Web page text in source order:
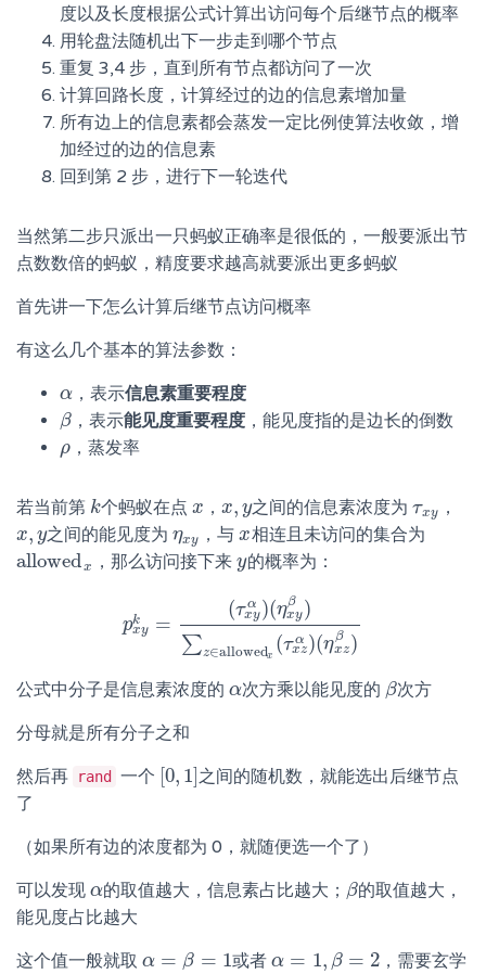
度以及长度根据公式计算出访问每个后继节点的概率
用轮盘法随机出下一步走到哪个节点
重复 3,4 步，直到所有节点都访问了一次
计算回路长度，计算经过的边的信息素增加量
所有边上的信息素都会蒸发一定比例使算法收敛，增
加经过的边的信息素
回到第 2 步，进行下一轮迭代
当然第二步只派出一只蚂蚁正确率是很低的，一般要派出节
点数数倍的蚂蚁，精度要求越高就要派出更多蚂蚁
首先讲一下怎么计算后继节点访问概率
有这么几个基本的算法参数：
α
α，表示信息素重要程度
β
β ，表示能见度重要程度 ，能见度指的是边长的倒数
ρ
ρ ，蒸发率
若当前第 k
k个蚂蚁在点x
x ，x, y
x,y 之间的信息素浓度为τxy
τxy ，
x, y
x,y 之间的能见度为ηxy
ηxy ，与x
x相连且未访问的集合为
allowedx
allowedx ，那么访问接下来y
y的概率为：
pk
xy =
(τ α
xy)(ηβ
xy)
∑z∈allowedx (τ α
xz)(η β
xz)
pxy k= (τxyα)(ηxyβ)∑z∈allowed
公式中分子是信息素浓度的 α
α次方乘以能见度的 β
β次方
分母就是所有分子之和
然后再
rand 一个 [0, 1]
[0, 1 之间的随机数，就能选出后继节点
了
（如果所有边的浓度都为 0，就随便选一个了）
可以发现 α
α的取值越大，信息素占比越大； β
β的取值越大，
能见度占比越大
这个值一般就取 α = β = 1
α=β= 1 或者α = 1, β = 2
α=1, β= 2
，需要玄学